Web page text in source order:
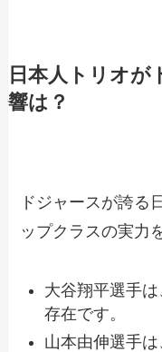
日本人トリオ
響は？
ドジャースが誇る
ップクラスの実力
大谷翔平選手
存在です。
山本由伸選手